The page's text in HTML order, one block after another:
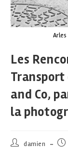
Arles
Les
Transport
and Co,
la
damien